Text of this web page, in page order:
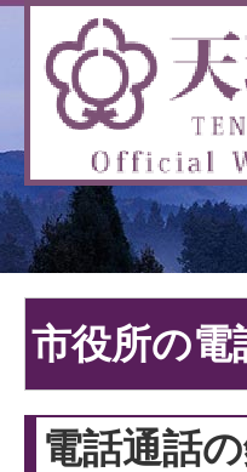
市役所の電
電話通話